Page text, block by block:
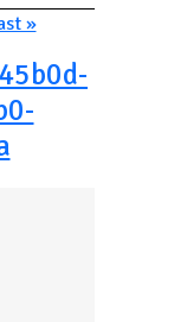
page
»